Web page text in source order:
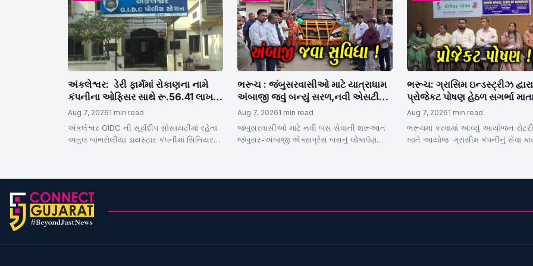
અંકલેશ્વર: ડેરી ફાર્મમાં રોકાણના નામે
કંપનીના ઓફિસર સાથે રૂ.56.41 લાખની
ઠગાઈ,પોલીસ ફરિયાદ નોંધાઇ
Aug 7, 20261 min read
અંકલેશ્વર GIDC ની સૂર્યદીપ સોસાયટીમાં રહેતા
અતુલ બાંભરોલીયા ડાયસ્ટાર કંપનીમાં સિનિયર
ભરૂચ : જંબુસરવાસીઓ માટે યાત્રાધામ
અંબાજી જવું બન્યું સરળ,નવી એસટી
બસનું કરાયું લોકાર્પણ
Aug 7, 20261 min read
જંબુસરવાસીઓ માટે નવી બસ સેવાની શરૂઆત
જંબુસર-અંબાજી એક્સપ્રેસ બસનું લોકાર્પણ
ભરૂચ: ગ્રાસિમ ઇન્ડસ્ટ્રીઝ દ્વારા
પ્રોજેકટ પોષણ હેઠળ સગર્ભા
પ્રોટીન પાઉડર કીટનું વિતરણ
Aug 7, 20261 min read
ભરૂચમાં કરવામાં આવ્યું આયોજન
ખાતે આયોજ ગ્રાસીમ કંપનીનું સેવા